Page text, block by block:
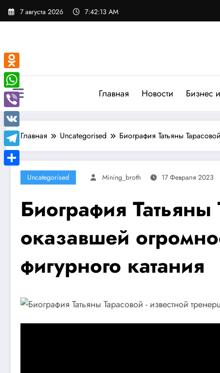
Перейти
7 августа 2026 7:42:14 AM
Главная Новости Бизнес
Главная Uncategorised Биография Татьяны
Uncategorised Mining_broth 17 Февраля 2023
Биография
оказавшей
фигурного катания
Odnoklassniki
WhatsApp
Viber
VK
Telegram
Отправить